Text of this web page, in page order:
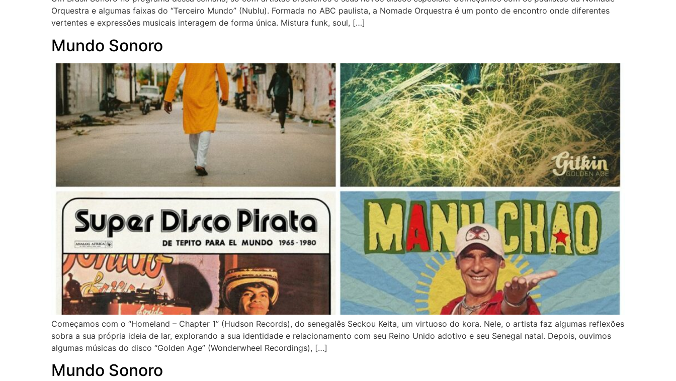
Orquestra e algumas faixas do “Terceiro Mundo” (Nublu). Formada no ABC paulista, a Nomade Orquestra é um ponto de encontro onde diferentes
vertentes e expressões musicais interagem de forma única. Mistura funk, soul, […]
Mundo Sonoro
Começamos com o “Homeland – Chapter 1” (Hudson Records), do senegalês Seckou Keita, um virtuoso do kora. Nele, o artista faz algumas reflexões
sobra a sua própria ideia de lar, explorando a sua identidade e relacionamento com seu Reino Unido adotivo e seu Senegal natal. Depois, ouvimos
algumas músicas do disco “Golden Age” (Wonderwheel Recordings), […]
Mundo Sonoro